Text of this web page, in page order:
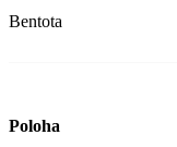
Bentota
Poloha